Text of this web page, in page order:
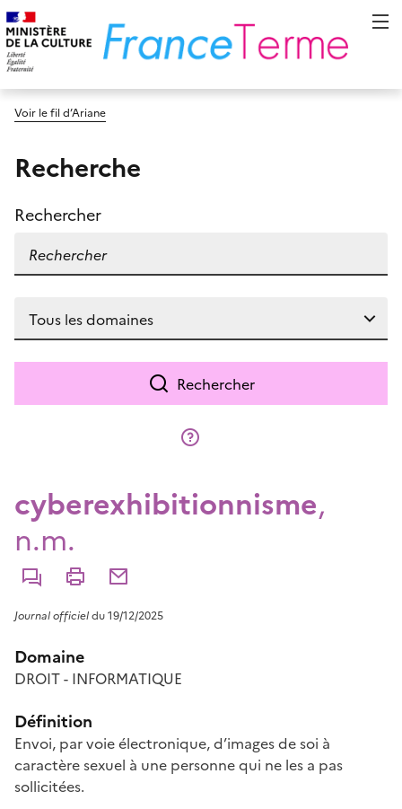
Voir le fil d’Ariane
Recherche
Rechercher
Rechercher
cyberexhibitionnisme,
n.m.
CommenterImprimerPartager par courriel
Journal officieldu 19/12/2025
Domaine
DROIT - INFORMATIQUE
Définition
Envoi, par voie électronique, d’images de soi à
caractère sexuel à une personne qui ne les a pas
sollicitées.